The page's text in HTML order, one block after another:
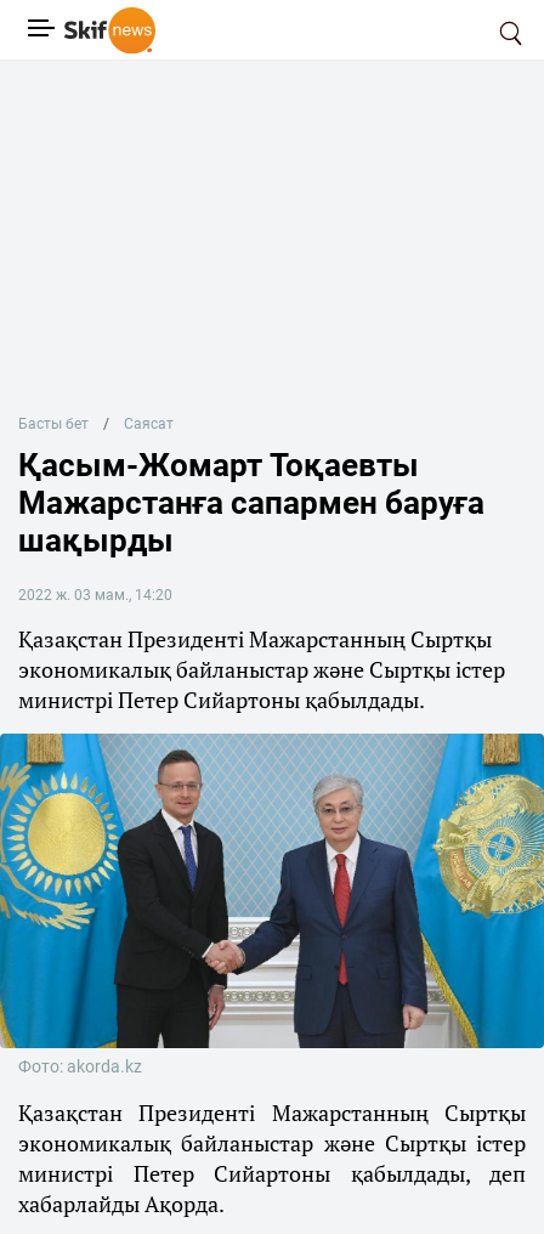
Басты бет Саясат
Қасым-Жомарт Тоқаевты
Мажарстанға сапармен баруға
шақырды
2022 ж. 03 мам., 14:20
Қазақстан Президенті Мажарстанның Сыртқы
экономикалық байланыстар және Сыртқы істер
министрі Петер Сийартоны қабылдады.
Фото: akorda.kz
Қазақстан Президенті Мажарстанның Сыртқы
экономикалық байланыстар және Сыртқы істер
министрі Петер Сийартоны қабылдады, деп
хабарлайды Ақорда.